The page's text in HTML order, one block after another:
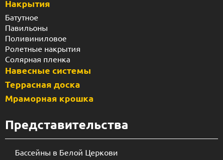
Накрытия
Батутное
Павильоны
Поливиниловое
Ролетные накрытия
Солярная пленка
Навесные системы
Террасная доска
Мраморная крошка
Представительства
Бассейны в Белой Церкови